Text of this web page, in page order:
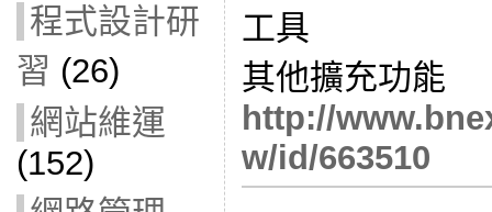
程式設計研
習 (26)
網站維運
(152)
工具
其他擴充功能
http://
w/id/663510